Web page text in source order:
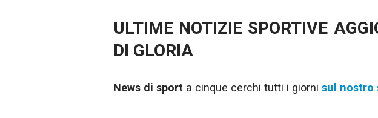
ULTIME NOTIZIE SPORTIVE
DI GLORIA
News di sport a cinque cerchi tutti i giorni sul nostro